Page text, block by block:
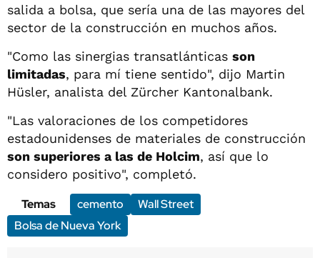
salida a bolsa, que sería una de las mayores del
sector de la construcción en muchos años.
"Como las sinergias transatlánticas son
limitadas, para mí tiene sentido", dijo Martin
Hüsler, analista del Zürcher Kantonalbank.
"Las valoraciones de los competidores
estadounidenses de materiales de construcción
son superiores a las de Holcim, así que lo
considero positivo", completó.
Temas
cemento
Wall Street
Bolsa de Nueva York